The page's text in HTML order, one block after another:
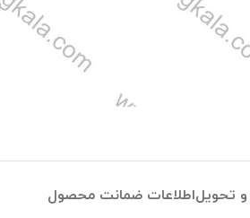
کنید
تحویلاطلاعات ضمانت محصول